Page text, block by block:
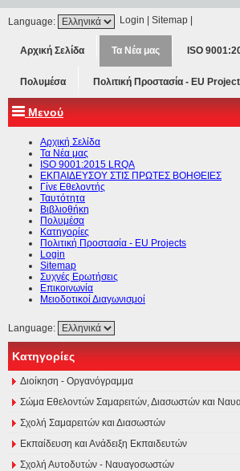
Language: Login Sitemap
Αρχική Σελίδα Τα Νέα μας ISO
Πολυμέσα Πολιτική Προστασία - ΕU
Μενού
Αρχική Σελίδα
Τα Νέα μας
ISO 9001:2015 LRQA
ΕΚΠΑΙΔΕΥΣΟΥ ΣΤΙΣ ΠΡΩΤΕΣ ΒΟΗΘΕΙΕΣ
Γίνε Εθελοντής
Ταυτότητα
Βιβλιοθήκη
Πολυμέσα
Κατηγορίες
Πολιτική Προστασία - ΕU Projects
Login
Sitemap
Συχνές Ερωτήσεις
Επικοινωνία
Μειοδοτικοί Διαγωνισμοί
Language:
Κατηγορίες
Διοίκηση - Οργανόγραμμα
Σώμα Εθελοντών Σαμαρειτών, Διασωστών και
Σχολή Σαμαρειτών και Διασωστών
Εκπαίδευση και Ανάδειξη Εκπαιδευτών
Σχολή Αυτοδυτών - Ναυαγοσωστών